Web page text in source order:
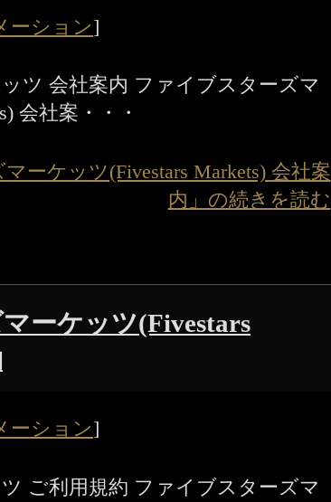
ーション]
ツ 会社案内 ファイブスターズマ
会社案・・・
ーケッツ(Fivestars Markets) 会社案
内」の続きを読む
ーケッツ(Fivestars
ーション]
ご利用規約 ファイブスターズマ